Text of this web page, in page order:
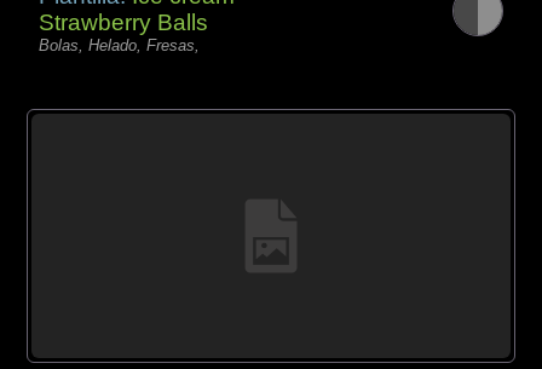
Strawberry Balls
Bolas, Helado, Fresas,